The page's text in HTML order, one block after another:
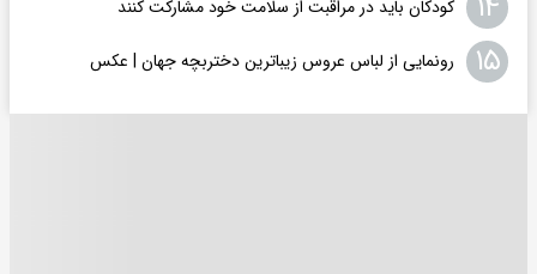
کودکان باید در مراقبت از سلامت خود مشارکت کنند
۱۵ رونمایی از لباس عروس زیباترین دختربچه جهان | عکس